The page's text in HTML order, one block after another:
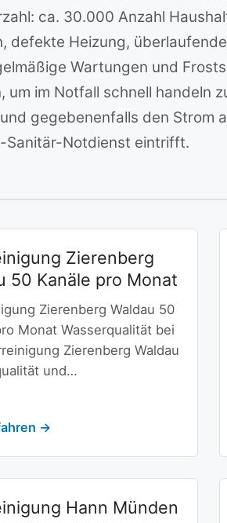
ca. 30.000 Anzahl
defekte Heizung,
Wartungen und
um im Notfall schnell handeln
gegebenenfalls den Strom
Sanitär-Notdienst eintrifft.
Zierenberg
50 Kanäle pro Monat
Zierenberg Waldau 50
Monat Wasserqualität bei
Zierenberg Waldau
und…
→
Hann Münden